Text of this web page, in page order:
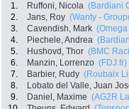
1. Ruffoni, Nicola (Bardiani
2.
Jans, Roy (Wanty -
3.
Cavendish, Mark
4.
Piechele, Andrea
5.
Hushovd, Thor (BMC
6.
Manzin, Lorrenzo (FDJ.fr)
7.
Barbier, Rudy (Roubaix
8.
Lobato del Valle, Juan
9.
Daniel, Maxime (AG2R